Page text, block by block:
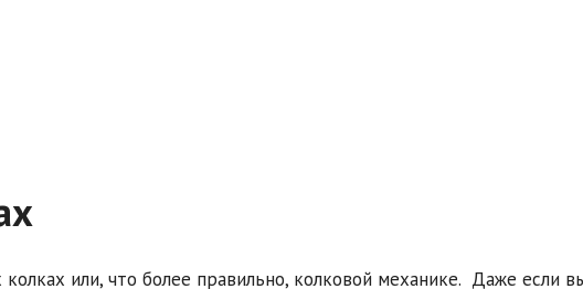
или, что более правильно, колковой механике. Даже если